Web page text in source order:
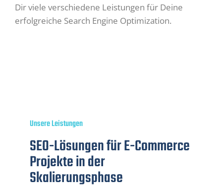
Dir viele verschiedene Leistungen für Deine
erfolgreiche Search Engine Optimization.
Unsere Leistungen
SEO-Lösungen für E-Commerce
Projekte in der
Skalierungsphase